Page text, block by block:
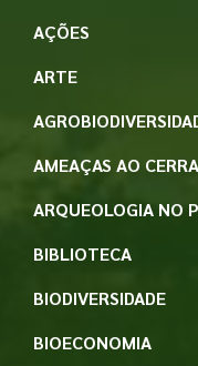
AÇÕES
ARTE
AMEAÇAS AO
ARQUEOLOGIA NO
BIBLIOTECA
BIODIVERSIDADE
BIOECONOMIA